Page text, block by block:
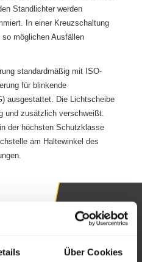
Über Cookies
Standlichter werden
In einer Kreuzschaltung
möglichen Ausfällen
standardmäßig mit ISO-
für blinkende
ausgestattet. Die Lichtscheibe
und zusätzlich verschweißt.
der höchsten Schutzklasse
am Haltewinkel des